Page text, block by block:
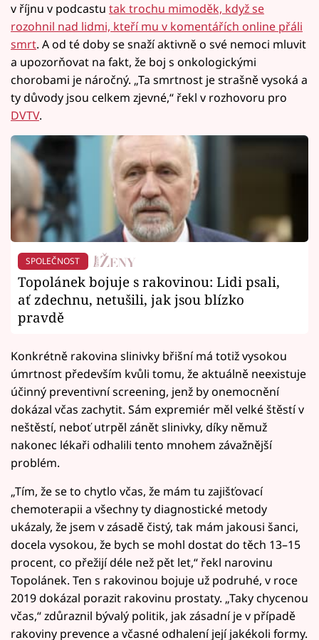
v říjnu v podcastu tak trochu mimoděk, když se
rozohnil nad lidmi, kteří mu v komentářích online přáli
smrt. A od té doby se snaží aktivně o své nemoci mluvit
a upozorňovat na fakt, že boj s onkologickými
chorobami je náročný. „Ta smrtnost je strašně vysoká a
ty důvody jsou celkem zjevné,“ řekl v rozhovoru pro
DVTV.
SPOLEČNOST
Topolánek bojuje s rakovinou: Lidi psali,
ať zdechnu, netušili, jak jsou blízko
pravdě
Konkrétně rakovina slinivky břišní má totiž vysokou
úmrtnost především kvůli tomu, že aktuálně neexistuje
účinný preventivní screening, jenž by onemocnění
dokázal včas zachytit. Sám expremiér měl velké štěstí v
neštěstí, neboť utrpěl zánět slinivky, díky němuž
nakonec lékaři odhalili tento mnohem závažnější
problém.
„Tím, že se to chytlo včas, že mám tu zajišťovací
chemoterapii a všechny ty diagnostické metody
ukázaly, že jsem v zásadě čistý, tak mám jakousi šanci,
docela vysokou, že bych se mohl dostat do těch 13–15
procent, co přežijí déle než pět let,“ řekl narovinu
Topolánek. Ten s rakovinou bojuje už podruhé, v roce
2019 dokázal porazit rakovinu prostaty. „Taky chycenou
včas,“ zdůraznil bývalý politik, jak zásadní je v případě
rakoviny prevence a včasné odhalení její jakékoli formy.